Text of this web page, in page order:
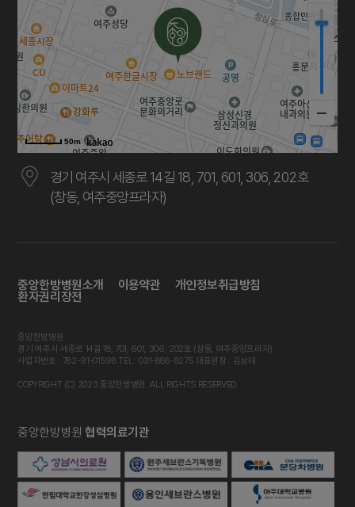
50m
경기 여주시 세종로 14길 18, 701, 601, 306, 202호
(창동, 여주중앙프라자)
중앙한방병원소개 이용약관 개인정보취급방침
환자권리장전
중앙한방병원
경기 여주시 세종로 14길 18, 701, 601, 306, 202호 (창동, 여주중앙프라자)
사업자번호 : 782-91-01598 TEL : 031-886-8275 대표원장 : 김상태
COPYRIGHT (C) 2023 중앙한방병원. ALL RIGHTS RESERVED.
중앙한방병원협력의료기관